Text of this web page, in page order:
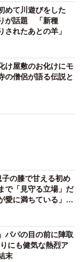
差の“年の差婚”をし
る声はなかった？
取れてた！」高校時
められた学生は楽
た因縁の相手から
めて川遊びをした
が話題 「新種
されたあとの羊」
、イケメン夫と全力
敵なご夫婦」